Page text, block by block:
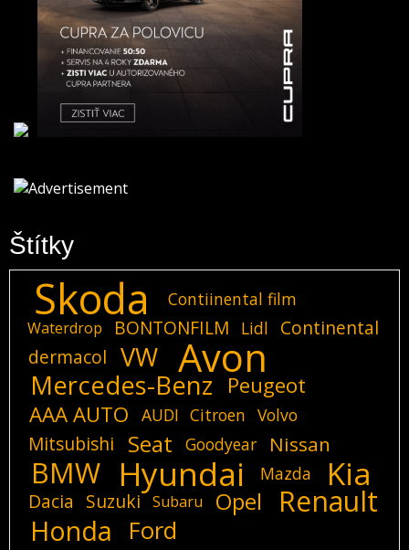
Štítky
Skoda Contiinental film
Waterdrop BONTONFILM Lidl
Continental
dermacol
VW Avon
Mercedes-Benz
Peugeot
AAA AUTO
AUDI Citroen Volvo
Mitsubishi Seat Goodyear Nissan
BMW Hyundai Mazda Kia
Dacia Suzuki Subaru Opel Renault
Honda Ford